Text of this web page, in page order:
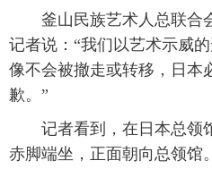
新华电视中文 新
釜山民族艺术人总联合
记者说：“我们以艺术示威
像不会被撤走或转移，日本
歉。”
记者看到，在日本总领
赤脚端坐，正面朝向总领馆